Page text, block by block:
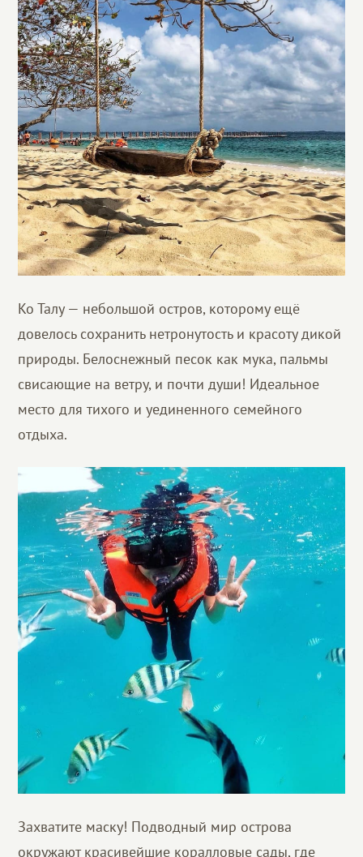
Ко Талу — небольшой остров, которому ещё
довелось сохранить нетронутость и красоту дикой
природы. Белоснежный песок как мука, пальмы
свисающие на ветру, и почти души! Идеальное
место для тихого и уединенного семейного
отдыха.
Захватите маску! Подводный мир острова
окружают красивейшие коралловые сады, где